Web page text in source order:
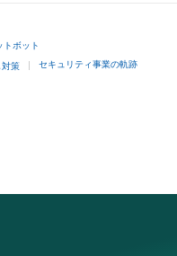
トボット
対策 セキュリティ事業の軌跡